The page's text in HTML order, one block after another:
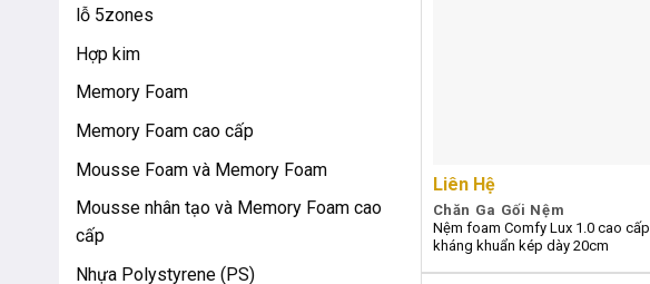
lỗ 5zones
Hợp kim
Memory Foam
Memory Foam cao cấp
Mousse Foam và Memory Foam
Mousse nhân tạo và Memory Foam cao
cấp
Nhựa Polystyrene (PS)
Chăn Ga Gối Nệm
Nệm foam Comfy Lux 1.0 cao cấp
kháng khuẩn kép dày 20cm
Liên Hệ